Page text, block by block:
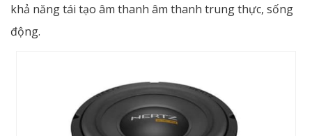
khả năng tái tạo âm thanh âm thanh trung thực, sống
động.